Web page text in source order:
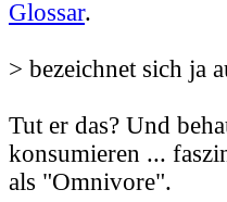
Glossar.
> bezeichnet sich ja
Tut er das? Und
konsumieren ...
als "Omnivore".